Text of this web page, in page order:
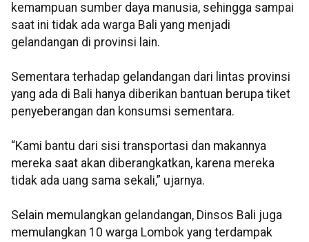
kemampuan sumber daya manusia, sehingga sampai
saat ini tidak ada warga Bali yang menjadi
gelandangan di provinsi lain.
Sementara terhadap gelandangan dari lintas provinsi
yang ada di Bali hanya diberikan bantuan berupa tiket
penyeberangan dan konsumsi sementara.
“Kami bantu dari sisi transportasi dan makannya
mereka saat akan diberangkatkan, karena mereka
tidak ada uang sama sekali,” ujarnya.
Selain memulangkan gelandangan, Dinsos Bali juga
memulangkan 10 warga Lombok yang terdampak